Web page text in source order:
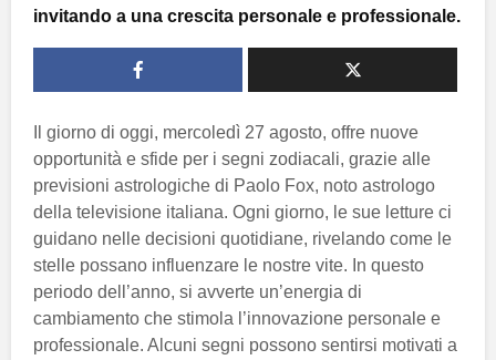
invitando a una crescita personale e professionale.
Il giorno di oggi, mercoledì 27 agosto, offre nuove
opportunità e sfide per i segni zodiacali, grazie alle
previsioni astrologiche di Paolo Fox, noto astrologo
della televisione italiana. Ogni giorno, le sue letture ci
guidano nelle decisioni quotidiane, rivelando come le
stelle possano influenzare le nostre vite. In questo
periodo dell’anno, si avverte un’energia di
cambiamento che stimola l’innovazione personale e
professionale. Alcuni segni possono sentirsi motivati a